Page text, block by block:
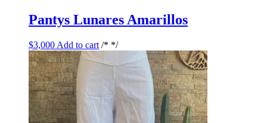
Pantys Lunares Amarillos
$3,000 Add to cart /* */